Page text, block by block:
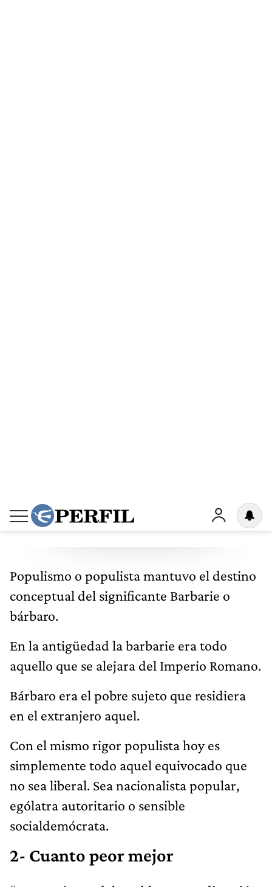
Populismo o populista mantuvo el destino
conceptual del significante Barbarie o
En la antigüedad la barbarie era todo
aquello que se alejara del Imperio Romano.
Bárbaro era el pobre sujeto que residiera
en el extranjero aquel.
Con el mismo rigor populista hoy es
simplemente todo aquel equivocado que
no sea liberal. Sea nacionalista popular,
ególatra autoritario o sensible
socialdemócrata.
2- Cuanto peor mejor
“Las presiones del pueblo van en dirección
contraria a lo que al pueblo le conviene”.
Así ilustra la señora Kristalina Georgieva,